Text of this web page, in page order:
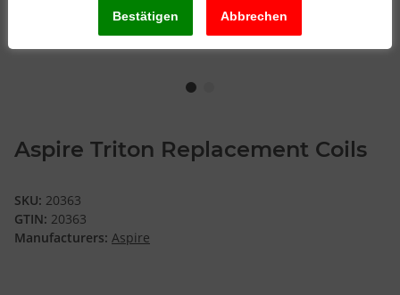
Aspire Triton Replacement Coils
SKU: 20363
GTIN: 20363
Manufacturers: Aspire